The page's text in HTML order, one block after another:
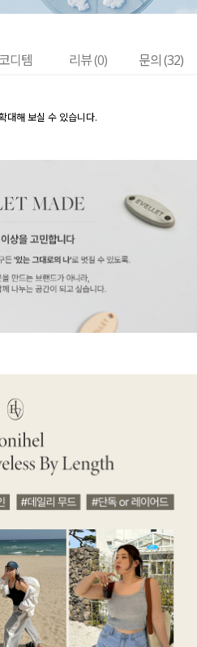
코디템 리뷰 (0) 문의 (32)
대해 보실 수 있습니다.